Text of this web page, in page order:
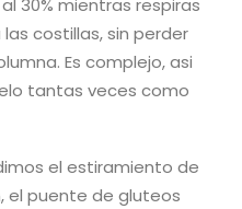
30% mientras respiras
costillas, sin perder
Es complejo, asi
tantas veces como
el estiramiento de
el puente de gluteos